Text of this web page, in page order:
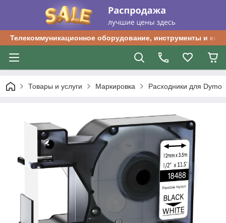
Телекоммуникационное оборудование, инструменты и
Товары и услуги Маркировка Расходники для Dymo